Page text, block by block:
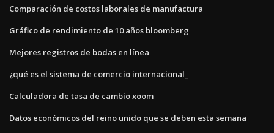
Comparación de costos laborales de manufactura
Gráfico de rendimiento de 10 años bloomberg
Mejores registros de bodas en línea
¿qué es el sistema de comercio internacional_
Calculadora de tasa de cambio xoom
Datos económicos del reino unido que se deben esta semana